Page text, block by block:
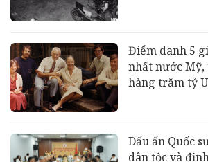
Điểm danh 5
nhất nước
hàng trăm tỷ
Dấu ấn Quốc
dân tộc và